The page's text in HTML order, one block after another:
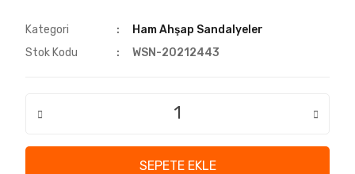
Kategori
Ham Ahşap Sandalyeler
Stok Kodu
WSN-20212443
SEPETE EKLE